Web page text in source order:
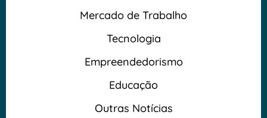
Mercado de Trabalho
Tecnologia
Empreendedorismo
Educação
Outras Notícias